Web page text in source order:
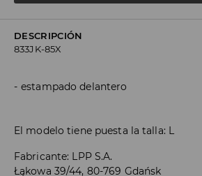
DESCRIPCIÓN
833JK-85X
estampado delantero
El modelo tiene puesta la talla: L
Fabricante: LPP S.A.
Łąkowa 39/44, 80-769 Gdańsk